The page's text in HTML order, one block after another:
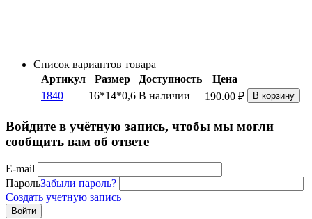
Список вариантов товара
Артикул
Размер Доступность
Цена
1840
16*14*0,6 В наличии 190.00 ₽ В корзину
Войдите в учётную запись, чтобы мы могли
сообщить вам об ответе
E-mail
ПарольЗабыли пароль?
Создать учетную запись
Войти